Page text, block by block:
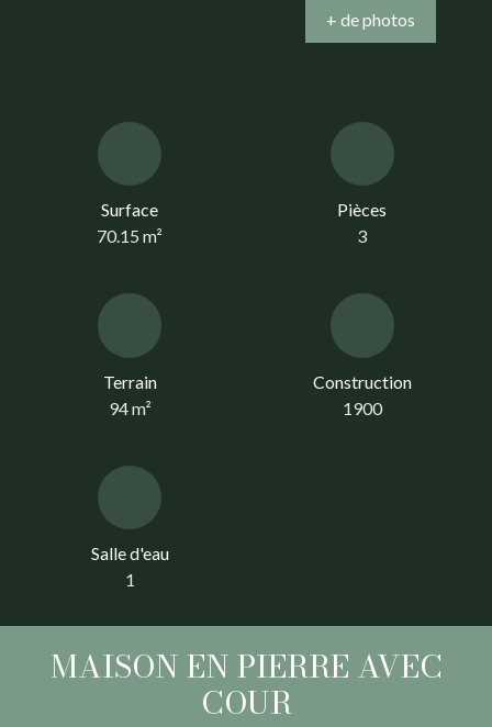
+ de photos
Surface
70.15m²
Pièces
3
Terrain
94m²
Construction
1900
Salle d'eau
1
MAISON EN PIERRE AVEC
COUR